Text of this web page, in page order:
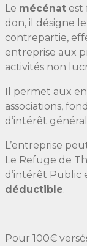
Le mécénat est
don, il désigne
contrepartie,
entreprise aux
activités non
Il permet aux
associations,
d’intérêt
L’entreprise
Le Refuge de
d’intérêt Public
déductible.
Pour 100€